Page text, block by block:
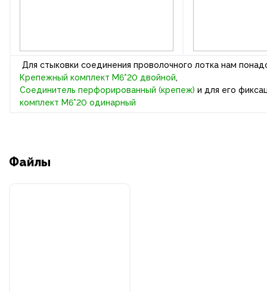
Для стыковки соединения проволочного лотка нам
Крепежный комплект М6*20 двойной,
Соединитель перфорированный (крепеж) и для его
комплект М6*20 одинарный
Файлы